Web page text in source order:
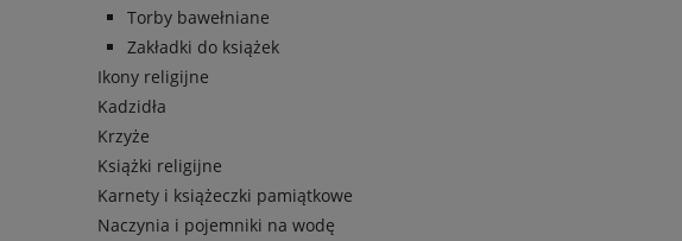
Torby bawełniane
Zakładki do książek
Ikony religijne
Kadzidła
Krzyże
Książki religijne
Karnety i książeczki pamiątkowe
Naczynia i pojemniki na wodę